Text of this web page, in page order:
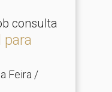
consulta
para
Feira /